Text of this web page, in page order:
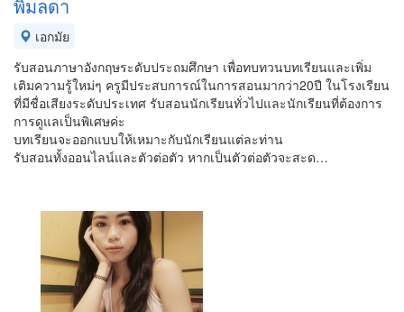
พิมลดา
เอกมัย
รับสอนภาษาอังกฤษระดับประถมศึกษา เพื่อทบทวนบทเรียนและเพิ่ม
เติมความรู้ใหม่ๆ ครูมีประสบการณ์ในการสอนมากว่า20ปี ในโรงเรียน
ที่มีชื่อเสียงระดับประเทศ รับสอนนักเรียนทั่วไปและนักเรียนที่ต้องการ
การดูแลเป็นพิเศษค่ะ
บทเรียนจะออกแบบให้เหมาะกับนักเรียนแต่ละท่าน
รับสอนทั้งออนไลน์และตัวต่อตัว หากเป็นตัวต่อตัวจะสะด…